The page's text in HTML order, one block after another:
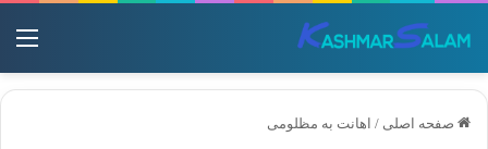
صفحه اصلی / اهانت به مظلومی